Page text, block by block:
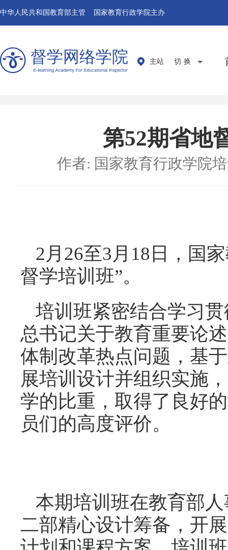
中华人民共和国教育部主管 国家教育行政学院主办
督学网络学院 主站 切换
第52期省地
作者: 国家教育行政学院
2月26至3月18日，国
督学培训班”。
培训班紧密结合学习
总书记关于教育重要论
体制改革热点问题，基
展培训设计并组织实施
学的比重，取得了良好
员们的高度评价。
本期培训班在教育部
二部精心设计筹备，开